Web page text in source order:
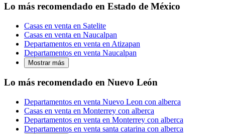
Lo más recomendado en Estado de México
Casas en venta en Satelite
Casas en venta en Naucalpan
Departamentos en venta en Atizapan
Departamentos en venta Naucalpan
Mostrar más
Lo más recomendado en Nuevo León
Departamentos en venta Nuevo Leon con alberca
Casas en venta en Monterrey con alberca
Departamentos en venta en Monterrey con alberca
Departamentos en venta santa catarina con alberca